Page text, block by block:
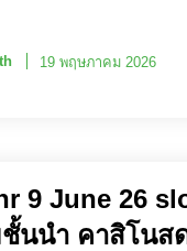
19 พฤษภาคม 2026
9 June 26
ชั้นนำ คาสิโนส